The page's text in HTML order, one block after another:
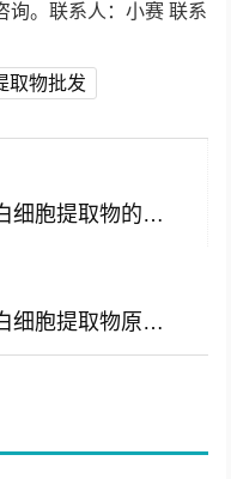
询。联系人：小赛 联系
取物批发
协和敏感肌专属原料解密，白细胞提取物的科学价值与批发解决方案
敏感肌代理新机遇，高纯度白细胞提取物原料批发与应用解析